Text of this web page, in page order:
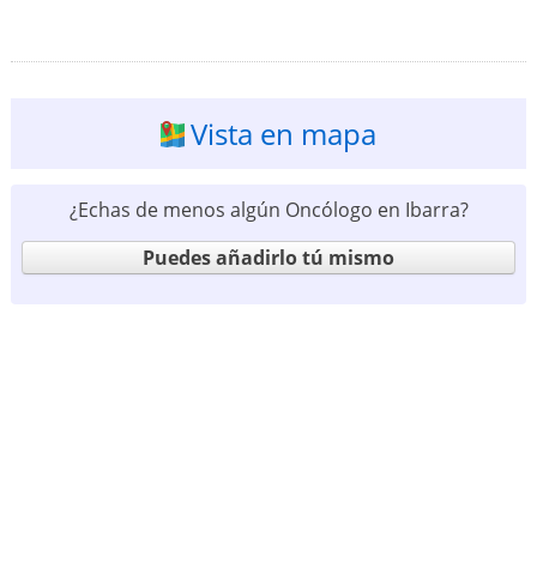
Vista en mapa
¿Echas de menos algún Oncólogo en Ibarra?
Puedes añadirlo tú mismo